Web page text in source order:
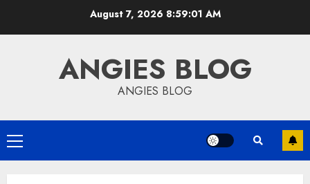
August 7, 2026 8:59:02 AM
ANGIES BLOG
ANGIES BLOG
Primary